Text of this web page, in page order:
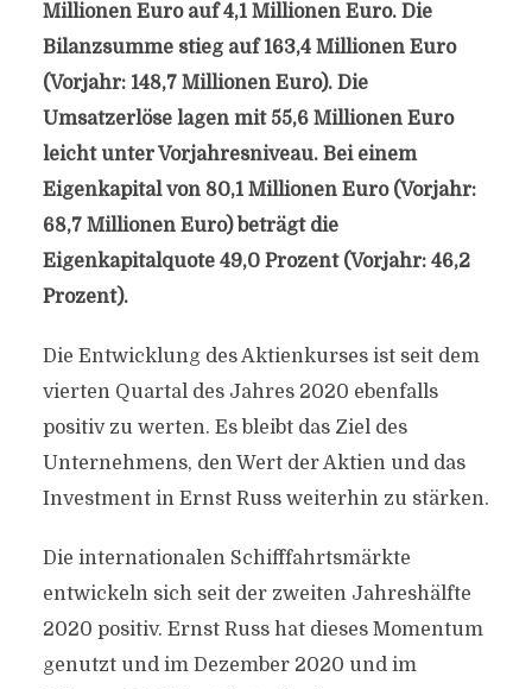
Millionen Euro auf 4,1 Millionen Euro. Die
Bilanzsumme stieg auf 163,4 Millionen Euro
(Vorjahr: 148,7 Millionen Euro). Die
Umsatzerlöse lagen mit 55,6 Millionen Euro
leicht unter Vorjahresniveau. Bei einem
Eigenkapital von 80,1 Millionen Euro (Vorjahr:
68,7 Millionen Euro) beträgt die
Eigenkapitalquote 49,0 Prozent (Vorjahr: 46,2
Prozent).
Die Entwicklung des Aktienkurses ist seit dem
vierten Quartal des Jahres 2020 ebenfalls
positiv zu werten. Es bleibt das Ziel des
Unternehmens, den Wert der Aktien und das
Investment in Ernst Russ weiterhin zu stärken.
Die internationalen Schifffahrtsmärkte
entwickeln sich seit der zweiten Jahreshälfte
2020 positiv. Ernst Russ hat dieses Momentum
genutzt und im Dezember 2020 und im